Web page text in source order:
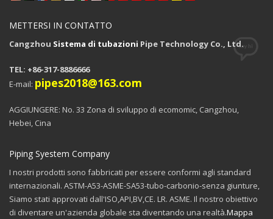
METTERSI IN CONTATTO
Cangzhou Sistema di tubazioni Pipe Technology Co., Ltd.
TEL: +86-317-8886666
E-mail: pipes2018@163.com
AGGIUNGERE: No. 33 Zona di sviluppo di ecomomic, Cangzhou,
Hebei, Cina
Piping Syestem Company
I nostri prodotti sono fabbricati per essere conformi agli standard
internazionali. ASTM-A53-ASME-SA53-tubo-carbonio-senza giunture,
Siamo stati approvati dall'ISO,API,BV,CE. LR. ASME. Il nostro obiettivo
di diventare un'azienda globale sta diventando una realtà.Mappa